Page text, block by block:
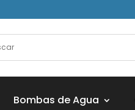
Bombas de Agua